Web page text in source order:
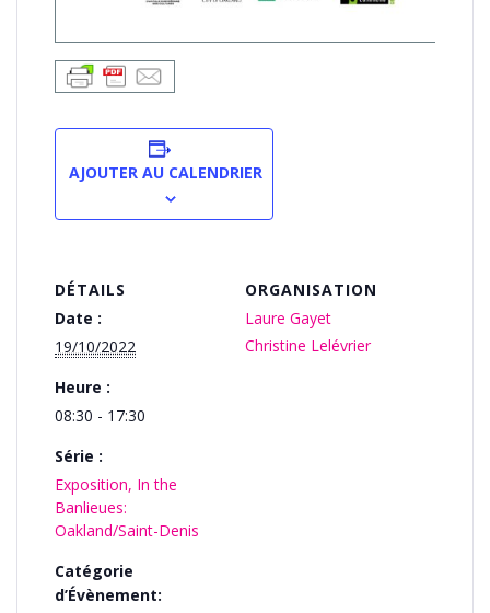
AJOUTER AU CALENDRIER
DÉTAILS
Date :
19/10/2022
Heure :
08:30 - 17:30
Série :
Exposition, In the
Banlieues:
Oakland/Saint-Denis
Catégorie
d’Évènement:
ORGANISATION
Laure Gayet
Christine Lelévrier